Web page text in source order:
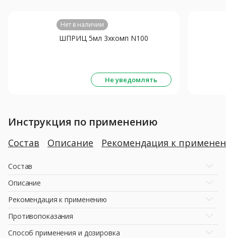
Нет в наличии
ШПРИЦ 5мл 3хкомп N100
Не уведомлять
Инструкция по применению
Состав Описание Рекомендация к
Состав
Описание
Рекомендация к применению
Противопоказания
Способ применения и дозировка